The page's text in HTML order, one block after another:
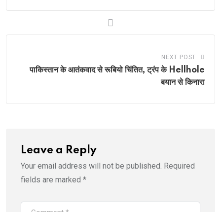
NEXT POST
पाकिस्तान के आतंकवाद से रूबियो चिंतित, ट्रंप के Hellhole
बयान से किनारा
Leave a Reply
Your email address will not be published. Required
fields are marked *